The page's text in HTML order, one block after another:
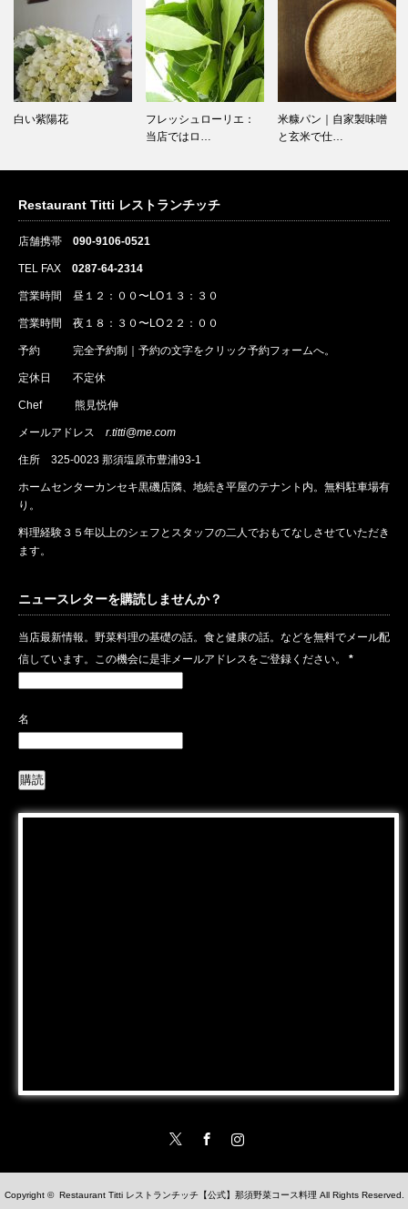
フレッシュローリエ：
米糠パン｜自家製味噌
と玄米で仕…
シェリービネガー風味
トマト煮
Restaurant Titti レストランチッチ
店舗携帯 090-9106-0521
TEL FAX 0287-64-2314
営業時間 昼１２：００〜LO１３：３０
営業時間 夜１８：３０〜LO２２：００
予約 完全予約制｜ 予約の文字をクリック予約フォームへ。
定休日 不定休
Chef 熊見悦伸
メールアドレス r.titti@me.com
住所 325-0023 那須塩原市豊浦93-1
ホームセンターカンセキ黒磯店隣、地続き平屋のテナント内。無料駐車場有
り。
料理経験３５年以上のシェフとスタッフの二人でおもてなしさせていただき
ます。
ニュースレターを購読しませんか？
当店最新情報。野菜料理の基礎の話。食と健康の話。などを無料でメール配
信しています。この機会に是非メールアドレスをご登録ください。 *
名
Instagram
Copyright © Restaurant Titti レストランチッチ【公式】那須野菜コース料理 All Rights Reserved.